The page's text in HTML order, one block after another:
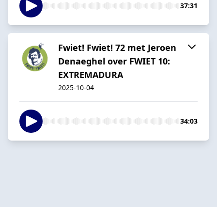
37:31
Fwiet! Fwiet! 72 met Jeroen
Denaeghel over FWIET 10:
EXTREMADURA
2025-10-04
34:03